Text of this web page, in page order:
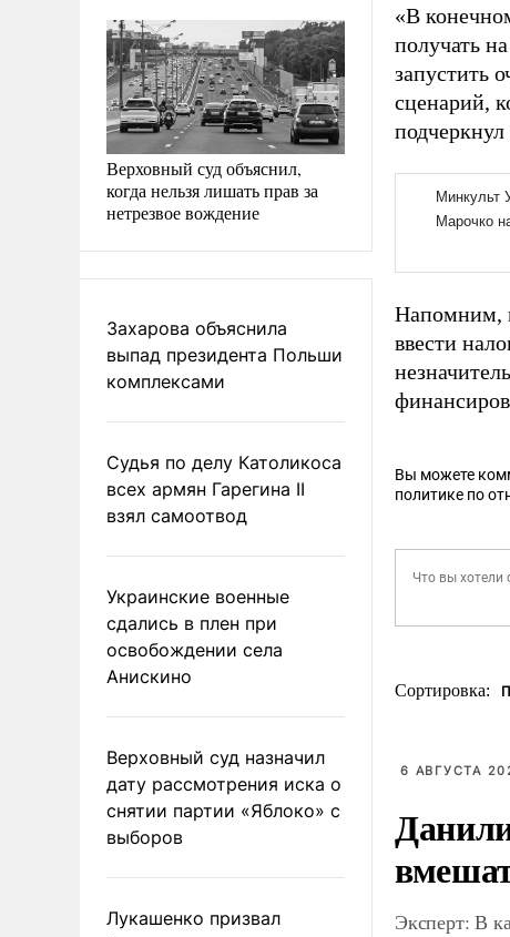
Верховный суд объяснил,
когда нельзя лишать прав за
нетрезвое вождение
Захарова объяснила
выпад президента Польши
комплексами
Судья по делу Католикоса
всех армян Гарегина II
взял самоотвод
Украинские военные
сдались в плен при
освобождении села
Анискино
Верховный суд назначил
дату рассмотрения иска о
снятии партии «Яблоко» с
выборов
Лукашенко призвал
«В
получать
запустить
сценарий,
Напомним,
ввести
Вы можете
политике по
Сортировка:
6 АВГУСТА
Эксперт: В